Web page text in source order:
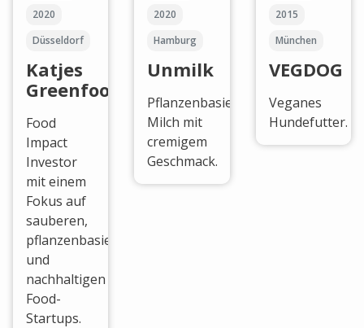
2020
Düsseldorf
Katjes
Greenfood
Food
Impact
Investor
mit einem
Fokus auf
sauberen,
pflanzenbasierten
und
nachhaltigen
Food-
Startups.
2020
Hamburg
Unmilk
Pflanzenbasierte
Milch mit
cremigem
Geschmack.
2015
München
VEGDOG
Veganes
Hundefutter.